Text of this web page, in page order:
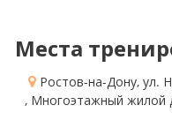
Места
Ростов-на-Дону, ул.
, Многоэтажный жилой